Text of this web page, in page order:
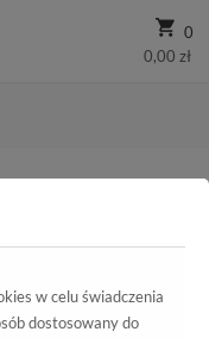
0
0,00 zł
w celu świadczenia
dostosowany do